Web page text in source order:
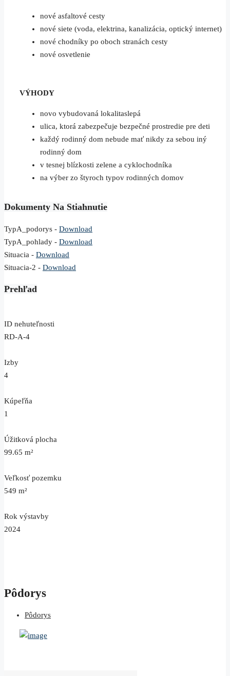
nové asfaltové cesty
nové siete (voda, elektrina, kanalizácia, optický internet)
nové chodníky po oboch stranách cesty
nové osvetlenie
VÝHODY
novo vybudovaná lokalitaslepá
ulica, ktorá zabezpečuje bezpečné prostredie pre deti
každý rodinný dom nebude mať nikdy za sebou iný
rodinný dom
v tesnej blízkosti zelene a cyklochodníka
na výber zo štyroch typov rodinných domov
Dokumenty Na Stiahnutie
TypA_podorys - Download
TypA_pohlady - Download
Situacia - Download
Situacia-2 - Download
Prehľad
ID nehuteľnosti
RD-A-4
Izby
4
Kúpeľňa
1
Úžitková plocha
99.65 m²
Veľkosť pozemku
549 m²
Rok výstavby
2024
Pôdorys
Pôdorys